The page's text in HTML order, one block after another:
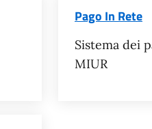
Pago In Rete
Sistema dei
MIUR